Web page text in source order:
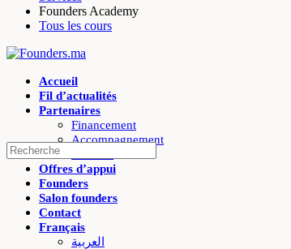
Founders Academy
Tous les cours
Toggle
Panel
Accueil
Fil d’actualités
Partenaires
Financement
Accompagnement
Offres d’appui
Founders
Salon founders
Contact
Français
العربية
Recherche
pour: